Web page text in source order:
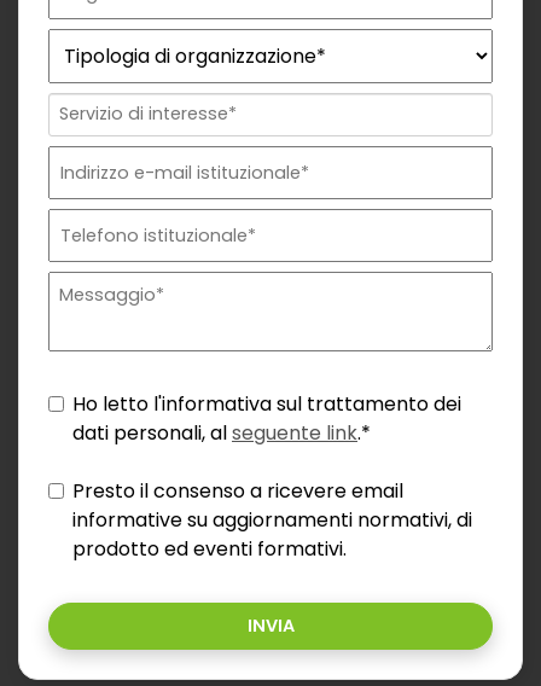
Ho letto l'informativa sul trattamento dei
dati personali, alseguente link.*
Presto il consenso a ricevere email
informative su aggiornamenti normativi, di
prodotto ed eventi formativi.
INVIA